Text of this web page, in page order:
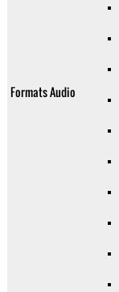
Formats Audio